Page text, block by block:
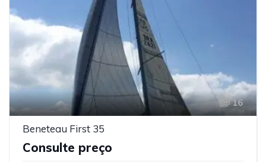
16
Beneteau First 35
Consulte preço